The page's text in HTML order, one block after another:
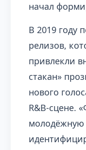
начал
В 2019 году
релизов,
привлекли
стакан»
нового
R&B-сцене.